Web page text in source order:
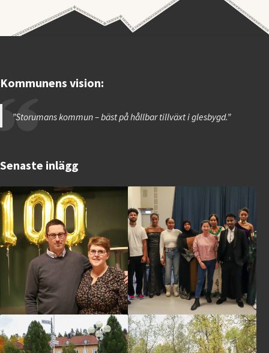
Kommunens vision:
”Storumans kommun – bäst på hållbar tillväxt i glesbygd.”
Senaste inlägg